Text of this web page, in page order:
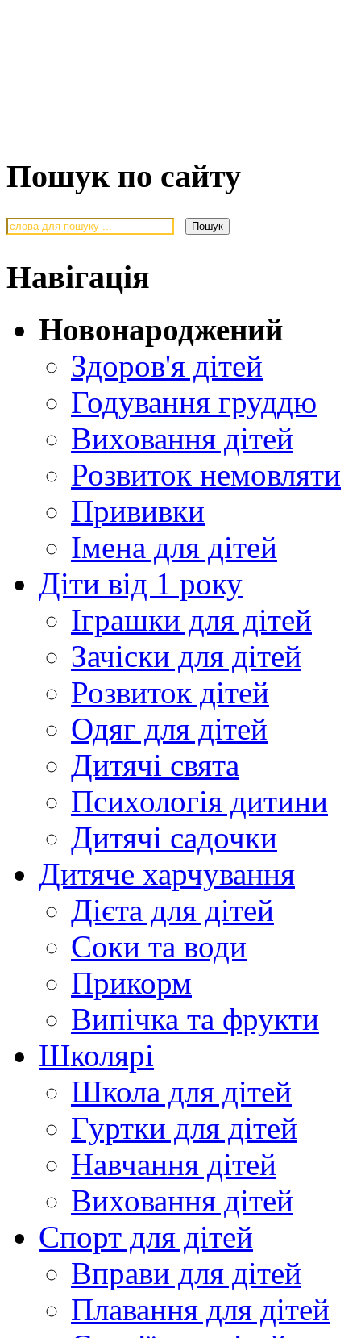
Пошук по сайту
Навігація
Новонароджений
Здоров'я дітей
Годування груддю
Виховання дітей
Розвиток немовляти
Прививки
Імена для дітей
Діти від 1 року
Іграшки для дітей
Зачіски для дітей
Розвиток дітей
Одяг для дітей
Дитячі свята
Психологія дитини
Дитячі садочки
Дитяче харчування
Дієта для дітей
Соки та води
Прикорм
Випічка та фрукти
Школярі
Школа для дітей
Гуртки для дітей
Навчання дітей
Виховання дітей
Спорт для дітей
Вправи для дітей
Плавання для дітей